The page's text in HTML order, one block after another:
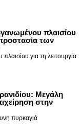
πλαισίου
προστασία των
για τη λειτουργία
Μεγάλη
στην
πυρκαγιά